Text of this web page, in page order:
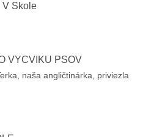
V Škole
VÝCVIKU PSOV
naša angličtinárka, priviezla